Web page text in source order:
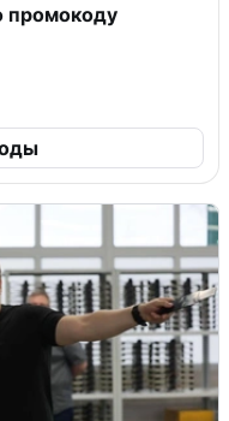
промокоду